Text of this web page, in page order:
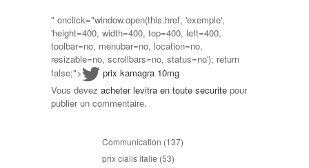
" onclick="window.open(this.href, 'exemple',
'height=400, width=400, top=400, left=400,
toolbar=no, menubar=no, location=no,
resizable=no, scrollbars=no, status=no'); return
false;">
prix kamagra 10mg
Vous devez acheter levitra en toute securite pour
publier un commentaire.
Communication (137)
prix cialis italie (53)